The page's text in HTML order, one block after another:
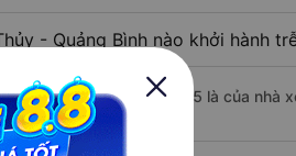
- Quảng Bình nào khởi hành
nhất là vào lúc 20:15 là của nhà